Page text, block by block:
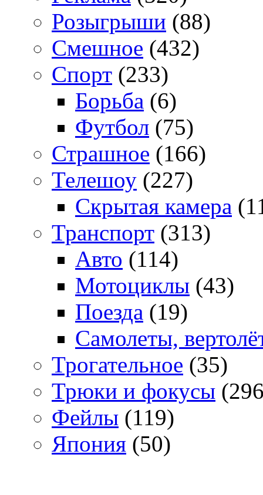
Розыгрыши (88)
Смешное (432)
Спорт (233)
Борьба (6)
Футбол (75)
Страшное (166)
Телешоу (227)
Скрытая камера
Транспорт (313)
Авто (114)
Мотоциклы (43)
Поезда (19)
Самолеты,
Трогательное (35)
Трюки и фокусы
Фейлы (119)
Япония (50)